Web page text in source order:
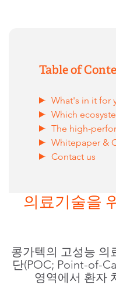
Table of
What's in it for
Which
The high-
Whitepaper &
Contact us
의료기술을
콩가텍의 고성능 의
단(POC; Point-of-
영역에서 환자